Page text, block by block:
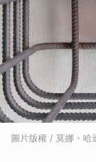
圖片版權 / 莫娜・哈